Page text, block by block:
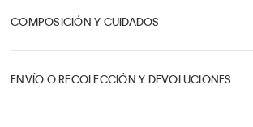
COMPOSICIÓN Y CUIDADOS
ENVÍO O RECOLECCIÓN Y DEVOLUCIONES